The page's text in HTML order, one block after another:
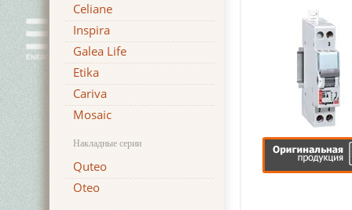
Celiane
Inspira
Galea Life
Etika
Cariva
Mosaic
Накладные серии
Quteo
Oteo